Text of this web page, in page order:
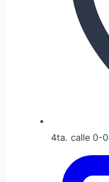
4ta. calle 0-